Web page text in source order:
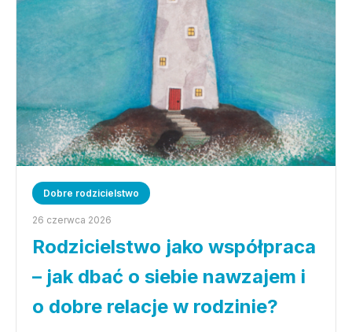
Dobre rodzicielstwo
26 czerwca 2026
Rodzicielstwo jako współpraca
– jak dbać o siebie nawzajem i
o dobre relacje w rodzinie?